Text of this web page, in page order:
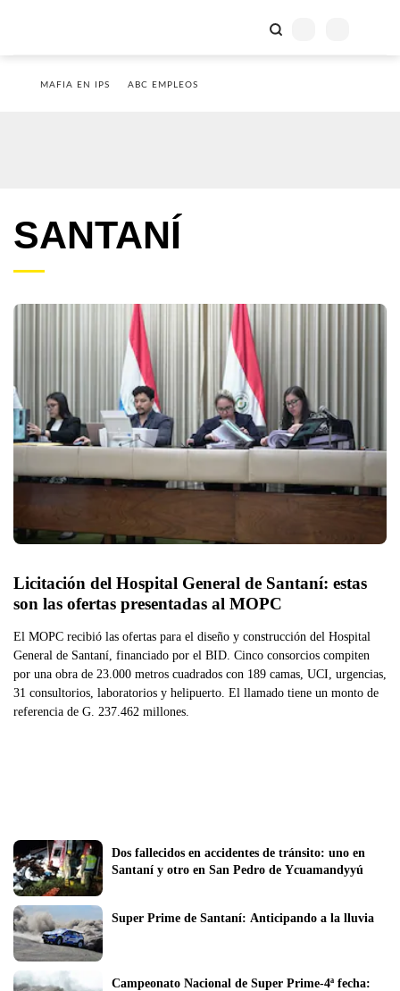
MAFIA EN IPS ABC EMPLEOS
SANTANÍ
Licitación del Hospital General de Santaní: estas
El MOPC recibió las ofertas para el diseño y construcción del Hospital
General de Santaní, financiado por el BID. Cinco consorcios compiten
por una obra de 23.000 metros cuadrados con 189 camas, UCI, urgencias,
31 consultorios, laboratorios y helipuerto. El llamado tiene un monto de
referencia de G. 237.462 millones.
Dos fallecidos en accidentes de tránsito: uno en
Santaní y otro en San Pedro de Ycuamandyyú
Super Prime de Santaní: Anticipando a la lluvia
Campeonato Nacional de Super Prime-4ª fecha: